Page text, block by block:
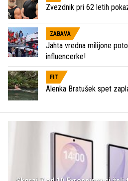
Zvezdnik pri 62 letih
ZABAVA
Jahta vredna milijone
influencerke!
FIT
Alenka Bratušek spet